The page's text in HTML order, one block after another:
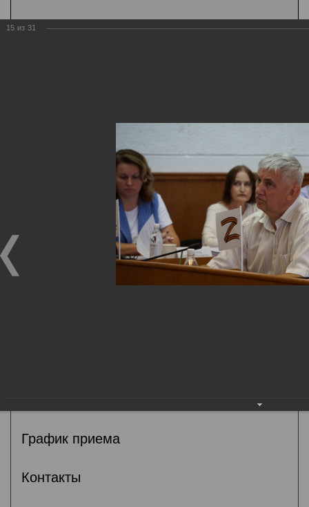
Государственная
организация
График приема
Контакты
15 из 31